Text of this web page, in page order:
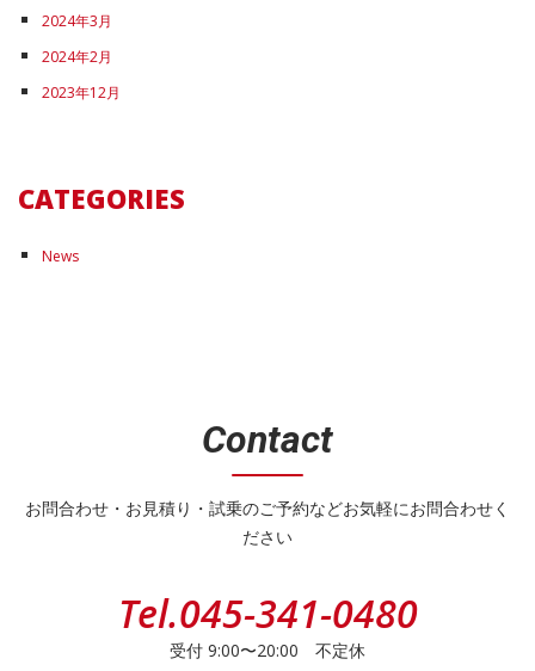
2024年3月
2024年2月
2023年12月
CATEGORIES
News
Contact
お問合わせ・お見積り・試乗のご予約などお気軽にお問合わせく
ださい
Tel.045-341-0480
受付 9:00〜20:00 不定休